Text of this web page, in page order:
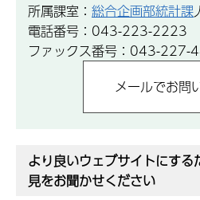
所属課室： 総合企画部統計課
電話番号：043-223-2223
ファックス番号：043-227-
より良いウェブサイトにす
見をお聞かせください